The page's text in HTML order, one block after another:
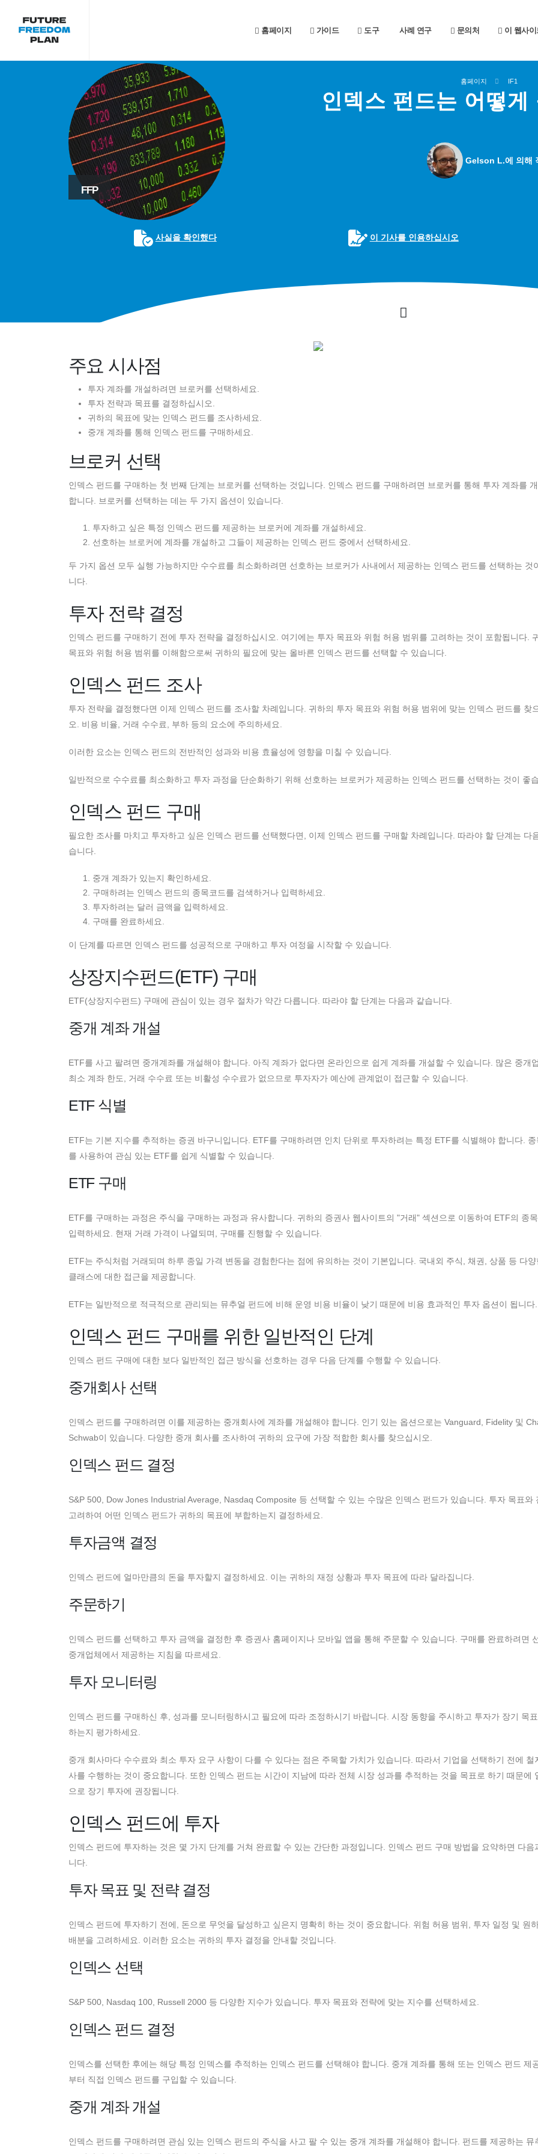
홈페이지 가이드 도구 사례 연구 문의처 이 웹사
FFP
홈페이지 IF1
인덱스 펀드는 어떻게
Gelson L.에 의해
사실을 확인했다 이 기사를 인용하십시오
주요 시사점
투자 계좌를 개설하려면 브로커를 선택하세요.
투자 전략과 목표를 결정하십시오.
귀하의 목표에 맞는 인덱스 펀드를 조사하세요.
중개 계좌를 통해 인덱스 펀드를 구매하세요.
브로커 선택
인덱스 펀드를 구매하는 첫 번째 단계는 브로커를 선택하는 것입니다. 인덱스 펀드를 구매하려면 브로커를 통해 투자 계좌를
합니다. 브로커를 선택하는 데는 두 가지 옵션이 있습니다.
투자하고 싶은 특정 인덱스 펀드를 제공하는 브로커에 계좌를 개설하세요.
선호하는 브로커에 계좌를 개설하고 그들이 제공하는 인덱스 펀드 중에서 선택하세요.
두 가지 옵션 모두 실행 가능하지만 수수료를 최소화하려면 선호하는 브로커가 사내에서 제공하는 인덱스 펀드를 선택하는 것
니다.
투자 전략 결정
인덱스 펀드를 구매하기 전에 투자 전략을 결정하십시오. 여기에는 투자 목표와 위험 허용 범위를 고려하는 것이 포함됩니다.
목표와 위험 허용 범위를 이해함으로써 귀하의 필요에 맞는 올바른 인덱스 펀드를 선택할 수 있습니다.
인덱스 펀드 조사
투자 전략을 결정했다면 이제 인덱스 펀드를 조사할 차례입니다. 귀하의 투자 목표와 위험 허용 범위에 맞는 인덱스 펀드를 찾
오. 비용 비율, 거래 수수료, 부하 등의 요소에 주의하세요.
이러한 요소는 인덱스 펀드의 전반적인 성과와 비용 효율성에 영향을 미칠 수 있습니다.
일반적으로 수수료를 최소화하고 투자 과정을 단순화하기 위해 선호하는 브로커가 제공하는 인덱스 펀드를 선택하는 것이 좋
인덱스 펀드 구매
필요한 조사를 마치고 투자하고 싶은 인덱스 펀드를 선택했다면, 이제 인덱스 펀드를 구매할 차례입니다. 따라야 할 단계는 다
습니다.
중개 계좌가 있는지 확인하세요.
구매하려는 인덱스 펀드의 종목코드를 검색하거나 입력하세요.
투자하려는 달러 금액을 입력하세요.
구매를 완료하세요.
이 단계를 따르면 인덱스 펀드를 성공적으로 구매하고 투자 여정을 시작할 수 있습니다.
상장지수펀드(ETF) 구매
ETF(상장지수펀드) 구매에 관심이 있는 경우 절차가 약간 다릅니다. 따라야 할 단계는 다음과 같습니다.
중개 계좌 개설
ETF를 사고 팔려면 중개계좌를 개설해야 합니다. 아직 계좌가 없다면 온라인으로 쉽게 계좌를 개설할 수 있습니다. 많은 중개
최소 계좌 한도, 거래 수수료 또는 비활성 수수료가 없으므로 투자자가 예산에 관계없이 접근할 수 있습니다.
ETF 식별
ETF는 기본 지수를 추적하는 증권 바구니입니다. ETF를 구매하려면 인치 단위로 투자하려는 특정 ETF를 식별해야 합니다. 종
를 사용하여 관심 있는 ETF를 쉽게 식별할 수 있습니다.
ETF 구매
ETF를 구매하는 과정은 주식을 구매하는 과정과 유사합니다. 귀하의 증권사 웹사이트의 "거래" 섹션으로 이동하여 ETF의 종
입력하세요. 현재 거래 가격이 나열되며, 구매를 진행할 수 있습니다.
ETF는 주식처럼 거래되며 하루 종일 가격 변동을 경험한다는 점에 유의하는 것이 기본입니다. 국내외 주식, 채권, 상품 등 다
클래스에 대한 접근을 제공합니다.
ETF는 일반적으로 적극적으로 관리되는 뮤추얼 펀드에 비해 운영 비용 비율이 낮기 때문에 비용 효과적인 투자 옵션이 됩니다.
인덱스 펀드 구매를 위한 일반적인 단계
인덱스 펀드 구매에 대한 보다 일반적인 접근 방식을 선호하는 경우 다음 단계를 수행할 수 있습니다.
중개회사 선택
인덱스 펀드를 구매하려면 이를 제공하는 중개회사에 계좌를 개설해야 합니다. 인기 있는 옵션으로는 Vanguard, Fidelity 및
Schwab이 있습니다. 다양한 중개 회사를 조사하여 귀하의 요구에 가장 적합한 회사를 찾으십시오.
인덱스 펀드 결정
S&P 500, Dow Jones Industrial Average, Nasdaq Composite 등 선택할 수 있는 수많은 인덱스 펀드가 있습니다. 투자 목표와
고려하여 어떤 인덱스 펀드가 귀하의 목표에 부합하는지 결정하세요.
투자금액 결정
인덱스 펀드에 얼마만큼의 돈을 투자할지 결정하세요. 이는 귀하의 재정 상황과 투자 목표에 따라 달라집니다.
주문하기
인덱스 펀드를 선택하고 투자 금액을 결정한 후 증권사 홈페이지나 모바일 앱을 통해 주문할 수 있습니다. 구매를 완료하려면
중개업체에서 제공하는 지침을 따르세요.
투자 모니터링
인덱스 펀드를 구매하신 후, 성과를 모니터링하시고 필요에 따라 조정하시기 바랍니다. 시장 동향을 주시하고 투자가 장기 목
하는지 평가하세요.
중개 회사마다 수수료와 최소 투자 요구 사항이 다를 수 있다는 점은 주목할 가치가 있습니다. 따라서 기업을 선택하기 전에 철
사를 수행하는 것이 중요합니다. 또한 인덱스 펀드는 시간이 지남에 따라 전체 시장 성과를 추적하는 것을 목표로 하기 때문에
으로 장기 투자에 권장됩니다.
인덱스 펀드에 투자
인덱스 펀드에 투자하는 것은 몇 가지 단계를 거쳐 완료할 수 있는 간단한 과정입니다. 인덱스 펀드 구매 방법을 요약하면 다음
니다.
투자 목표 및 전략 결정
인덱스 펀드에 투자하기 전에, 돈으로 무엇을 달성하고 싶은지 명확히 하는 것이 중요합니다. 위험 허용 범위, 투자 일정 및 원
배분을 고려하세요. 이러한 요소는 귀하의 투자 결정을 안내할 것입니다.
인덱스 선택
S&P 500, Nasdaq 100, Russell 2000 등 다양한 지수가 있습니다. 투자 목표와 전략에 맞는 지수를 선택하세요.
인덱스 펀드 결정
인덱스를 선택한 후에는 해당 특정 인덱스를 추적하는 인덱스 펀드를 선택해야 합니다. 중개 계좌를 통해 또는 인덱스 펀드 제
부터 직접 인덱스 펀드를 구입할 수 있습니다.
중개 계좌 개설
인덱스 펀드를 구매하려면 관심 있는 인덱스 펀드의 주식을 사고 팔 수 있는 중개 계좌를 개설해야 합니다. 펀드를 제공하는 뮤